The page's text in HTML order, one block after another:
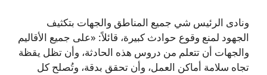
ونادى الرئيس شي جميع المناطق والجهات بتكثيف
الجهود لمنع وقوع حوادث كبيرة، قائلاً: «على جميع الأقاليم
والجهات أن تتعلم من دروس هذه الحادثة، وأن تظل يقظة
تجاه سلامة أماكن العمل، وأن تحقق بدقة، وتُصلح كل